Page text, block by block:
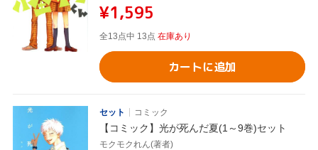
¥1,595
全13点中 13点 在庫あり
カートに追加
セット コミック
【コミック】光が死んだ夏(1～9巻)セット
モクモクれん(著者)